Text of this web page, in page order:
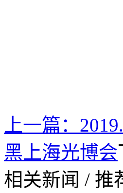
上一篇：
黑上海光博会
相关新闻 / 推